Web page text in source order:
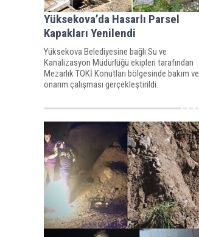
Yüksekova’da Hasarlı Parsel
Kapakları Yenilendi
Yüksekova Belediyesine bağlı Su ve
Kanalizasyon Müdürlüğü ekipleri tarafından
Mezarlık TOKİ Konutları bölgesinde bakım ve
onarım çalışması gerçekleştirildi.